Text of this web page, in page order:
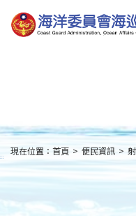
到
主
:::
現在位置： 首頁 > 便民資訊 >